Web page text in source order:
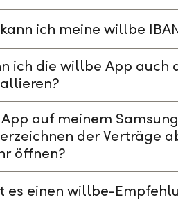
ich meine willbe
ich die willbe App auch
App auf meinem
der Verträge
öffnen?
es einen willbe-